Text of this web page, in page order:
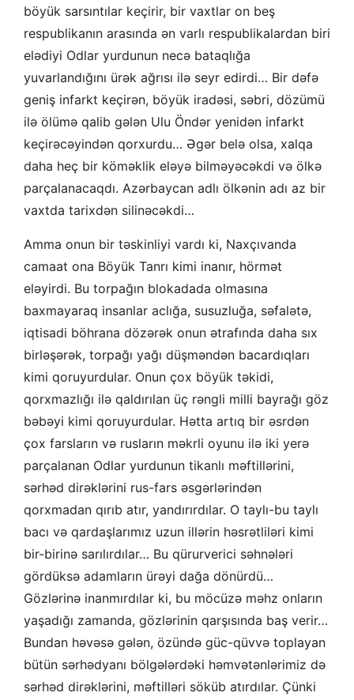
böyük sarsıntılar keçirir, bir vaxtlar on beş
respublikanın arasında ən varlı respublikalardan biri
elədiyi Odlar yurdunun necə bataqlığa
yuvarlandığını ürək ağrısı ilə seyr edirdi… Bir dəfə
geniş infarkt keçirən, böyük iradəsi, səbri, dözümü
ilə ölümə qalib gələn Ulu Öndər yenidən infarkt
keçirəcəyindən qorxurdu… Əgər belə olsa, xalqa
daha heç bir köməklik eləyə bilməyəcəkdi və ölkə
parçalanacaqdı. Azərbaycan adlı ölkənin adı az bir
vaxtda tarixdən silinəcəkdi…
Amma onun bir təskinliyi vardı ki, Naxçıvanda
camaat ona Böyük Tanrı kimi inanır, hörmət
eləyirdi. Bu torpağın blokadada olmasına
baxmayaraq insanlar aclığa, susuzluğa, səfalətə,
iqtisadi böhrana dözərək onun ətrafında daha sıx
birləşərək, torpağı yağı düşməndən bacardıqları
kimi qoruyurdular. Onun çox böyük təkidi,
qorxmazlığı ilə qaldırılan üç rəngli milli bayrağı göz
bəbəyi kimi qoruyurdular. Hətta artıq bir əsrdən
çox farsların və rusların məkrli oyunu ilə iki yerə
parçalanan Odlar yurdunun tikanlı məftillərini,
sərhəd dirəklərini rus-fars əsgərlərindən
qorxmadan qırıb atır, yandırırdılar. O taylı-bu taylı
bacı və qardaşlarımız uzun illərin həsrətliləri kimi
bir-birinə sarılırdılar… Bu qürurverici səhnələri
gördüksə adamların ürəyi dağa dönürdü…
Gözlərinə inanmırdılar ki, bu möcüzə məhz onların
yaşadığı zamanda, gözlərinin qarşısında baş verir…
Bundan həvəsə gələn, özündə güc-qüvvə toplayan
bütün sərhədyanı bölgələrdəki həmvətənlərimiz də
sərhəd dirəklərini, məftilləri söküb atırdılar. Çünki